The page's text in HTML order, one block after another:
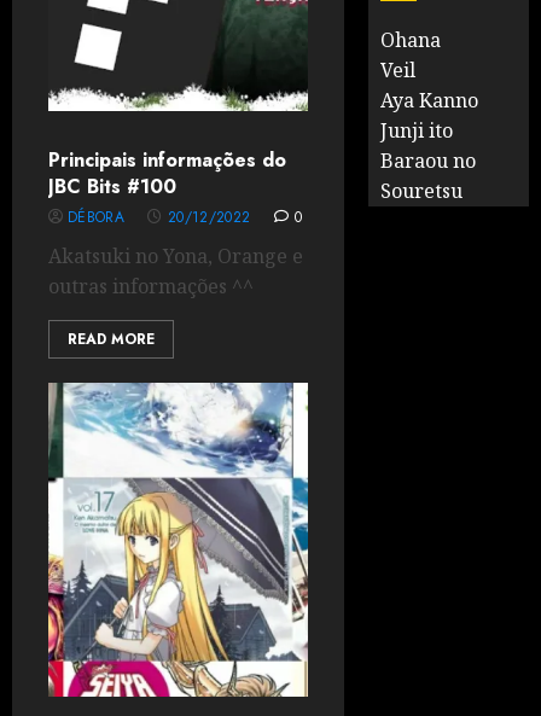
Principais informações do
JBC Bits #100
DÉBORA 20/12/2022 0
Akatsuki no Yona, Orange e
outras informações ^^
READ MORE
Ohana
Veil
Aya Kanno
Junji ito
Baraou no
Souretsu